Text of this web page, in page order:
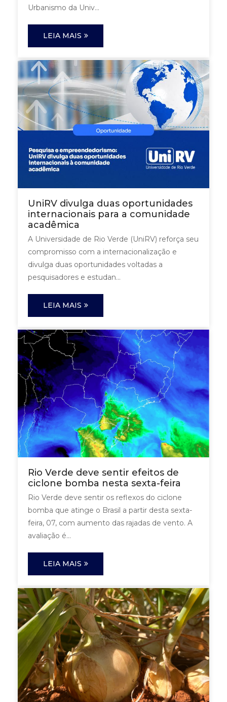
Urbanismo da Univ...
LEIA MAIS
UniRV divulga duas oportunidades
internacionais para a comunidade
acadêmica
A Universidade de Rio Verde (UniRV) reforça seu
compromisso com a internacionalização e
divulga duas oportunidades voltadas a
pesquisadores e estudan...
LEIA MAIS
Rio Verde deve sentir efeitos de
ciclone bomba nesta sexta-feira
Rio Verde deve sentir os reflexos do ciclone
bomba que atinge o Brasil a partir desta sexta-
feira, 07, com aumento das rajadas de vento. A
avaliação é...
LEIA MAIS